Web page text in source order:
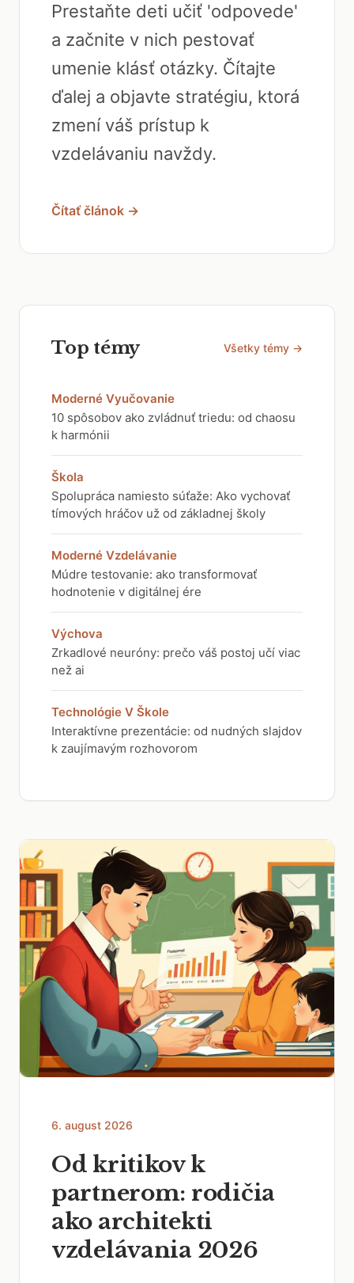
Prestaňte deti učiť 'odpovede'
a začnite v nich pestovať
umenie klásť otázky. Čítajte
ďalej a objavte stratégiu, ktorá
zmení váš prístup k
vzdelávaniu navždy.
Čítať článok →
Top témy Všetky témy →
Moderné Vyučovanie
10 spôsobov ako zvládnuť triedu: od chaosu
k harmónii
Škola
Spolupráca namiesto súťaže: Ako vychovať
tímových hráčov už od základnej školy
Moderné Vzdelávanie
Múdre testovanie: ako transformovať
hodnotenie v digitálnej ére
Výchova
Zrkadlové neuróny: prečo váš postoj učí viac
než ai
Technológie V Škole
Interaktívne prezentácie: od nudných slajdov
k zaujímavým rozhovorom
6. august 2026
Od kritikov k
partnerom: rodičia
ako architekti
vzdelávania 2026